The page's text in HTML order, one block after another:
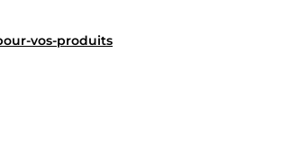
vos-produits